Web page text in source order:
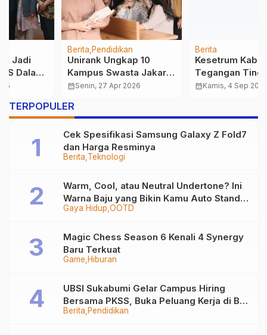
Kesetrum Kabel
Tegangan Tinggi,
Lutung Budeng di
Tertolong
Kamis, 4 Sep 2025
Pendidikan
Kuliah Sambil Kerja?
Mahasiswa Ini Buktikan
Bisa Direkrut Sebelum
Minggu, 22 Jun 2025
TERPOPULER
Berita Teknologi
Cek Spesifikasi Samsung Galaxy Z Fold7
dan Harga Resminya
Gaya Hidup OOTD
Warm, Cool, atau Neutral Undertone? Ini
Warna Baju yang Bikin Kamu Auto Stand
Out
Game Hiburan
Magic Chess Season 6 Kenali 4 Synergy
Baru Terkuat
Berita Pendidikan
UBSI Sukabumi Gelar Campus Hiring
Bersama PKSS, Buka Peluang Kerja di BRI
Group